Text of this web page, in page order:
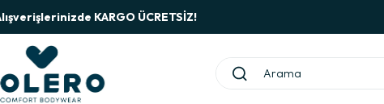
KARGO ÜCRETSİZ!